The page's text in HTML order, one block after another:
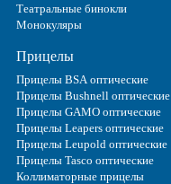
Театральные бинокли
Монокуляры
Прицелы
Прицелы BSA оптические
Прицелы Bushnell оптические
Прицелы GAMO оптические
Прицелы Leapers оптические
Прицелы Leupold оптические
Прицелы Tasco оптические
Коллиматорные прицелы